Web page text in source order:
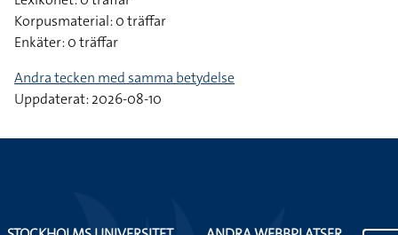
Korpusmaterial: 0 träffar
Enkäter: 0 träffar
Andra tecken med samma betydelse
Uppdaterat: 2026-08-10